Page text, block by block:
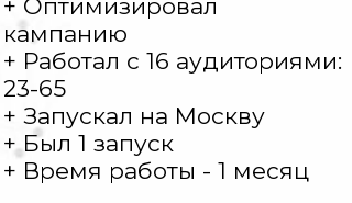
+ Оптимизировал
кампанию
+ Работал с 16 аудиториями:
23-65
+ Запускал на Москву
+ Был 1 запуск
+ Время работы - 1 месяц